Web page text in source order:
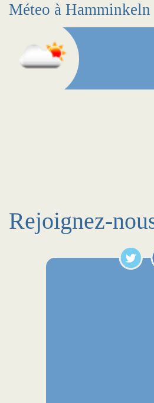
Méteo à Hamminkeln
Rejoignez-